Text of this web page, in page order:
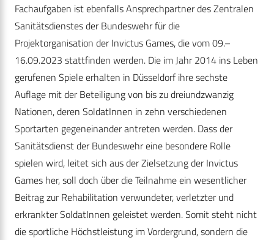
Fachaufgaben ist ebenfalls Ansprechpartner des Zentralen
Sanitätsdienstes der Bundeswehr für die
Projektorganisation der Invictus Games, die vom 09.–
16.09.2023 stattfinden werden. Die im Jahr 2014 ins Leben
gerufenen Spiele erhalten in Düsseldorf ihre sechste
Auflage mit der Beteiligung von bis zu dreiundzwanzig
Nationen, deren SoldatInnen in zehn verschiedenen
Sportarten gegeneinander antreten werden. Dass der
Sanitätsdienst der Bundeswehr eine besondere Rolle
spielen wird, leitet sich aus der Zielsetzung der Invictus
Games her, soll doch über die Teilnahme ein wesentlicher
Beitrag zur Rehabilitation verwundeter, verletzter und
erkrankter SoldatInnen geleistet werden. Somit steht nicht
die sportliche Höchstleistung im Vordergrund, sondern die